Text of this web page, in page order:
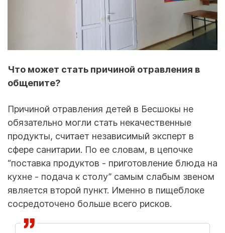
Что может стать причиной отравления в
общепите?
Причиной отравления детей в Бесшокы не
обязательно могли стать некачественные
продукты, считает независимый эксперт в
сфере санитарии. По ее словам, в цепочке
“поставка продуктов - приготовление блюда на
кухне - подача к столу” самым слабым звеном
является второй пункт. Именно в пищеблоке
сосредоточено больше всего рисков.